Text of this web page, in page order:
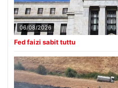
06/08/2026
Fed faizi sabit tuttu